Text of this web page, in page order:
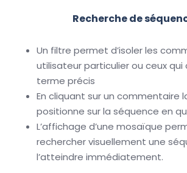
Recherche de
Un filtre permet d’isoler les
utilisateur particulier ou ceux
terme précis
En cliquant sur un commentaire
positionne sur la séquence en
L’affichage d’une mosaïque
rechercher visuellement une
l’atteindre immédiatement.